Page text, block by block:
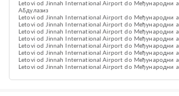
Letovi od Jinnah International Airport do Међународни
Абдулазиз
Letovi od Jinnah International Airport do Међународни
Letovi od Jinnah International Airport do Међународни
Letovi od Jinnah International Airport do Међународни
Letovi od Jinnah International Airport do Међународни
Letovi od Jinnah International Airport do Међународни
Letovi od Jinnah International Airport do Међународни
Letovi od Jinnah International Airport do Међународни
Letovi od Jinnah International Airport do Међународни